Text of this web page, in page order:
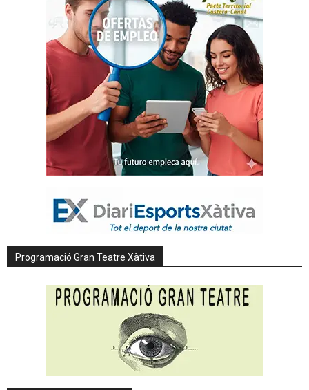
Programació Gran Teatre Xàtiva